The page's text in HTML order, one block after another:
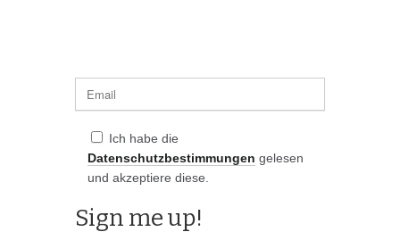
Ich habe die
Datenschutzbestimmungen gelesen
und akzeptiere diese.